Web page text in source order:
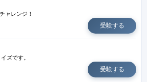
ャレンジ！
受験する
ズです。
受験する